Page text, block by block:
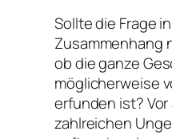
Sollte die Frage
Zusammenhang
ob die ganze
möglicherweise
erfunden ist? Vor
zahlreichen